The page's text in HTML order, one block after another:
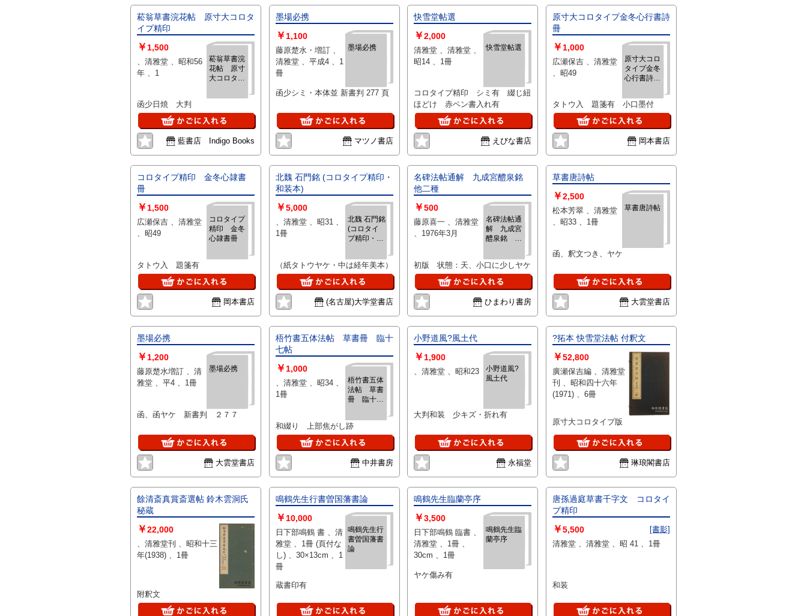
菘翁草書浣花帖 原寸大コロタ
イプ精印
菘翁草書浣
花帖 原寸
大コロタイ
￥ 1,500
、清雅堂 、昭和56
年 、1
函少日焼 大判
藍書店 Indigo Books
墨場必携
墨場必携
￥ 1,100
藤原楚水・増訂 、
清雅堂 、平成4 、1
冊
函少シミ・本体並 新書判 277 頁
マツノ書店
快雪堂帖選
快雪堂帖選
￥2,000
清雅堂 、清雅堂 、
昭14 、1冊
コロタイプ精印 シミ有 綴じ紐
ほどけ 赤ペン書入れ有
えびな書店
原寸大コロタイプ金冬心行書詩
冊
原寸大コロ
タイプ金冬
心行書詩
￥ 1,000
広瀬保吉 、清雅堂
、昭49
タトウ入 題箋有 小口墨付
岡本書店
コロタイプ精印 金冬心隷書
冊
コロタイプ
精印 金冬
心隷書冊
￥1,500
広瀬保吉 、清雅堂
、昭49
タトウ入 題箋有
岡本書店
北魏 石門銘 (コロタイプ精印・
和装本)
北魏 石門銘
(コロタイ
プ精印・和
￥5,000
、清雅堂 、昭31 、
1冊
（紙タトウヤケ・中は経年美本）
(名古屋)大学堂書店
名碑法帖通解 九成宮醴泉銘
他二種
名碑法帖通
解 九成宮
醴泉銘 他
￥500
藤原喜一 、清雅堂
、1976年3月
初版 状態：天、小口に少しヤケ
ひまわり書房
草書唐詩帖
草書唐詩帖
￥2,500
松本芳翠 、清雅堂
、昭33 、1冊
函、釈文つき、ヤケ
大雲堂書店
墨場必携
墨場必携
￥ 1,200
藤原楚水増訂 、清
雅堂 、平4 、1冊
函、函ヤケ 新書判 ２７７
大雲堂書店
梧竹書五体法帖 草書冊 臨十
七帖
梧竹書五体
法帖 草書
冊 臨十七
￥ 1,000
、清雅堂 、昭34 、
1冊
和綴り 上部焦がし跡
中井書房
小野道風?風土代
小野道風?
風土代
￥1,900
、清雅堂 、昭和23
大判和装 少キズ・折れ有
永福堂
?拓本 快雪堂法帖 付釈文
￥52,800
廣瀬保吉編 、清雅堂
刊 、昭和四十六年
(1971) 、6冊
原寸大コロタイプ版
琳琅閣書店
餘清斎真賞斎選帖 鈴木雲洞氏
秘蔵
￥22,000
、清雅堂刊 、昭和十三
年(1938) 、1冊
附釈文
鳴鶴先生行書曽国藩書論
鳴鶴先生行
書曽国藩書
論
￥ 10,000
日下部鳴鶴 書 、清
雅堂 、1冊 (頁付な
し) 、30×13cm 、1
冊
蔵書印有
鳴鶴先生臨蘭亭序
鳴鶴先生臨
蘭亭序
￥3,500
日下部鳴鶴 臨書 、
清雅堂 、1冊 、
30cm 、1冊
ヤケ傷み有
唐孫過庭草書千字文 コロタイ
プ精印
[書影]
￥5,500
清雅堂 、清雅堂 、昭 41 、1冊
和装